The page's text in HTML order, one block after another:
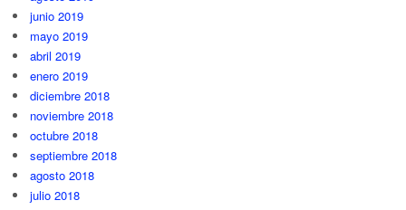
junio 2019
mayo 2019
abril 2019
enero 2019
diciembre 2018
noviembre 2018
octubre 2018
septiembre 2018
agosto 2018
julio 2018